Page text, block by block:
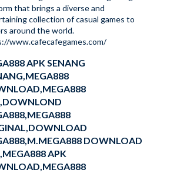
that brings a diverse and
collection of casual games to
around the world.
www.cafecafegames.com/
APK SENANG
DOWNLOAD
APK